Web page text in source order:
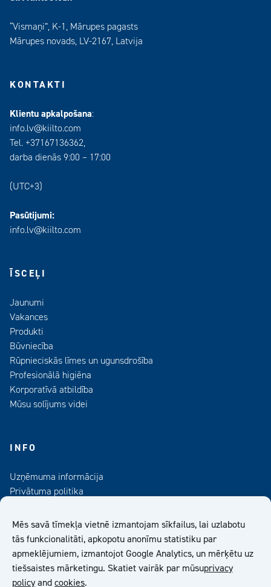
Mēs savā tīmekļa vietnē izmantojam sīkfailus, lai uzlabotu
tās funkcionalitāti, apkopotu anonīmu statistiku par
apmeklējumiem, izmantojot Google Analytics, un mērķētu uz
tiešsaistes mārketingu. Skatiet vairāk par mūsuprivacy
policyand cookies.
“Vismaņi”, K-1, Mārupes pagasts
Mārupes novads, LV-2167, Latvija
KONTAKTI
Klientu apkalpošana:
info.lv@kiilto.com
Tel. +37167136362,
darba dienās 9:00 – 17:00
(UTC+3)
Pasūtijumi:
info.lv@kiilto.com
ĪSCEĻI
Jaunumi
Vakances
Produkti
Būvniecība
Rūpnieciskās līmes un ugunsdrošība
Profesionālā higiēna
Korporatīvā atbildība
Mūsu solījums videi
INFO
Uzņēmuma informācija
Privātuma politika
Medijiem
Abonējiet mūsu informatīvo izdevumu
Kiilto Latvija SIA Vispārīgie Pārdošanas Nosacījumi